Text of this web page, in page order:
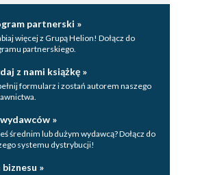
partnerski »
więcej z Grupą Helion! Dołącz do
partnerskiego.
z nami książkę »
formularz i zostań autorem naszego
»
średnim lub dużym wydawcą? Dołącz do
systemu dystrybucji!
biznesu »